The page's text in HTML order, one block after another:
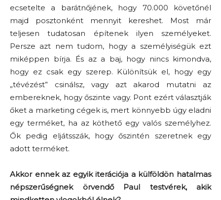
ecsetelte a barátnőjének, hogy 70.000 követőnél
majd posztonként mennyit kereshet. Most már
teljesen tudatosan építenek ilyen személyeket.
Persze azt nem tudom, hogy a személyiségük ezt
miképpen bírja. És az a baj, hogy nincs kimondva,
hogy ez csak egy szerep. Különítsük el, hogy egy
„tévézést” csinálsz, vagy azt akarod mutatni az
embereknek, hogy őszinte vagy. Pont ezért választják
őket a marketing cégek is, mert könnyebb úgy eladni
egy terméket, ha az köthető egy valós személyhez.
Ők pedig eljátsszák, hogy őszintén szeretnek egy
adott terméket.
Akkor ennek az egyik iterációja a külföldön hatalmas
népszerűségnek örvendő Paul testvérek, akik